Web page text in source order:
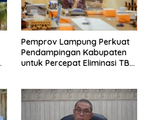
Pemprov Lampung Perkuat
Pendampingan Kabupaten
untuk Percepat Eliminasi TBC